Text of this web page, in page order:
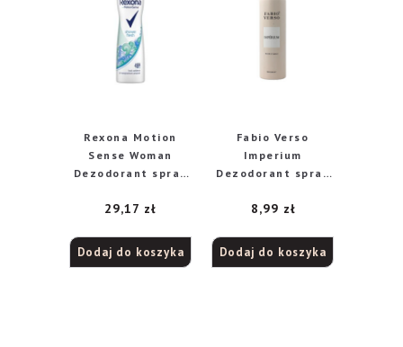
Rexona Motion
Sense Woman
Dezodorant spray
150ml
29,17 zł
Dodaj do koszyka
Fabio Verso
Imperium
Dezodorant spray
8,99 zł
Dodaj do koszyka